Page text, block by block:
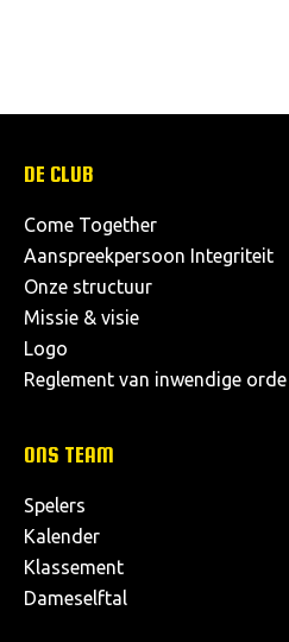
DE CLUB
Come Together
Aanspreekpersoon Integriteit
Onze structuur
Missie & visie
Logo
Reglement van inwendige orde
ONS TEAM
Spelers
Kalender
Klassement
Dameselftal